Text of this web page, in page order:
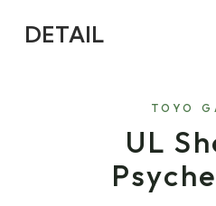
DETAIL
TOYO
UL